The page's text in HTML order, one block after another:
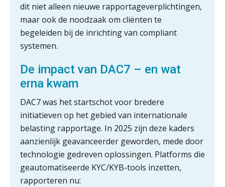
dit niet alleen nieuwe rapportageverplichtingen,
maar ook de noodzaak om cliënten te
begeleiden bij de inrichting van compliant
systemen.
De impact van DAC7 – en wat
erna kwam
DAC7 was het startschot voor bredere
initiatieven op het gebied van internationale
belasting rapportage. In 2025 zijn deze kaders
aanzienlijk geavanceerder geworden, mede door
technologie gedreven oplossingen. Platforms die
geautomatiseerde KYC/KYB-tools inzetten,
rapporteren nu: